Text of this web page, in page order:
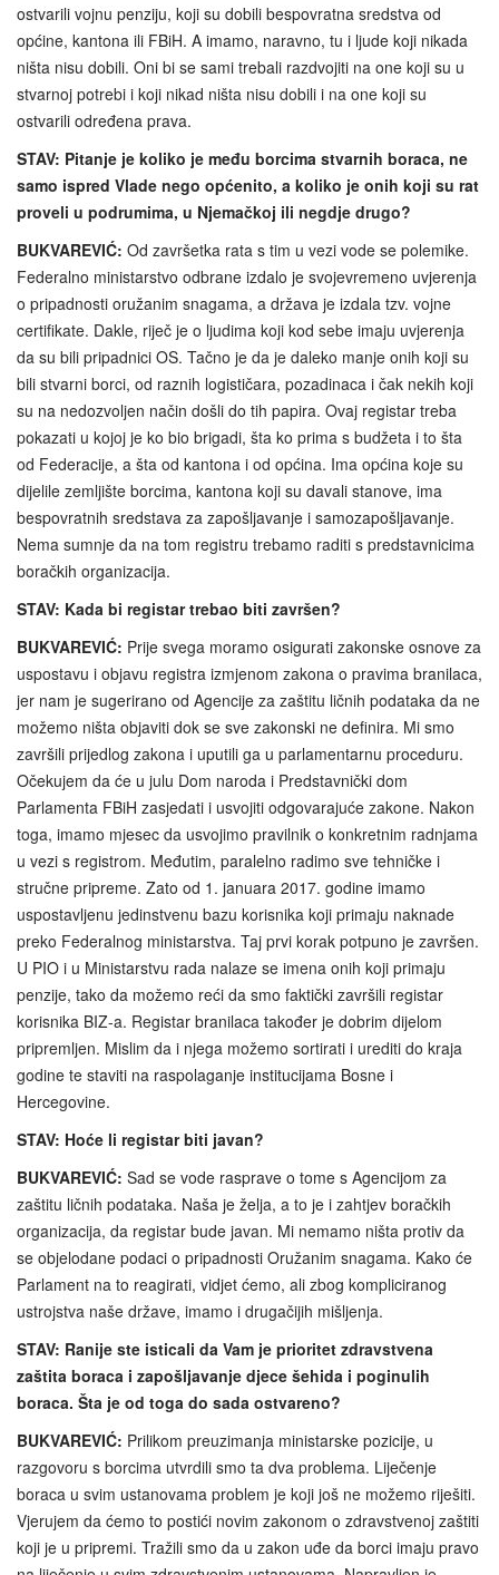
ostvarili vojnu penziju, koji su dobili bespovratna sredstva od
općine, kantona ili FBiH. A imamo, naravno, tu i ljude koji nikada
ništa nisu dobili. Oni bi se sami trebali razdvojiti na one koji su u
stvarnoj potrebi i koji nikad ništa nisu dobili i na one koji su
ostvarili određena prava.
STAV: Pitanje je koliko je među borcima stvarnih boraca, ne
samo ispred Vlade nego općenito, a koliko je onih koji su rat
proveli u podrumima, u Njemačkoj ili negdje drugo?
BUKVAREVIĆ: Od završetka rata s tim u vezi vode se polemike.
Federalno ministarstvo odbrane izdalo je svojevremeno uvjerenja
o pripadnosti oružanim snagama, a država je izdala tzv. vojne
certifikate. Dakle, riječ je o ljudima koji kod sebe imaju uvjerenja
da su bili pripadnici OS. Tačno je da je daleko manje onih koji su
bili stvarni borci, od raznih logističara, pozadinaca i čak nekih koji
su na nedozvoljen način došli do tih papira. Ovaj registar treba
pokazati u kojoj je ko bio brigadi, šta ko prima s budžeta i to šta
od Federacije, a šta od kantona i od općina. Ima općina koje su
dijelile zemljište borcima, kantona koji su davali stanove, ima
bespovratnih sredstava za zapošljavanje i samozapošljavanje.
Nema sumnje da na tom registru trebamo raditi s predstavnicima
boračkih organizacija.
STAV: Kada bi registar trebao biti završen?
BUKVAREVIĆ: Prije svega moramo osigurati zakonske osnove za
uspostavu i objavu registra izmjenom zakona o pravima branilaca,
jer nam je sugerirano od Agencije za zaštitu ličnih podataka da ne
možemo ništa objaviti dok se sve zakonski ne definira. Mi smo
završili prijedlog zakona i uputili ga u parlamentarnu proceduru.
Očekujem da će u julu Dom naroda i Predstavnički dom
Parlamenta FBiH zasjedati i usvojiti odgovarajuće zakone. Nakon
toga, imamo mjesec da usvojimo pravilnik o konkretnim radnjama
u vezi s registrom. Međutim, paralelno radimo sve tehničke i
stručne pripreme. Zato od 1. januara 2017. godine imamo
uspostavljenu jedinstvenu bazu korisnika koji primaju naknade
preko Federalnog ministarstva. Taj prvi korak potpuno je završen.
U PIO i u Ministarstvu rada nalaze se imena onih koji primaju
penzije, tako da možemo reći da smo faktički završili registar
korisnika BIZ-a. Registar branilaca također je dobrim dijelom
pripremljen. Mislim da i njega možemo sortirati i urediti do kraja
godine te staviti na raspolaganje institucijama Bosne i
Hercegovine.
STAV: Hoće li registar biti javan?
BUKVAREVIĆ: Sad se vode rasprave o tome s Agencijom za
zaštitu ličnih podataka. Naša je želja, a to je i zahtjev boračkih
organizacija, da registar bude javan. Mi nemamo ništa protiv da
se objelodane podaci o pripadnosti Oružanim snagama. Kako će
Parlament na to reagirati, vidjet ćemo, ali zbog kompliciranog
ustrojstva naše države, imamo i drugačijih mišljenja.
STAV: Ranije ste isticali da Vam je prioritet zdravstvena
zaštita boraca i zapošljavanje djece šehida i poginulih
boraca. Šta je od toga do sada ostvareno?
BUKVAREVIĆ: Prilikom preuzimanja ministarske pozicije, u
razgovoru s borcima utvrdili smo ta dva problema. Liječenje
boraca u svim ustanovama problem je koji još ne možemo riješiti.
Vjerujem da ćemo to postići novim zakonom o zdravstvenoj zaštiti
koji je u pripremi. Tražili smo da u zakon uđe da borci imaju pravo